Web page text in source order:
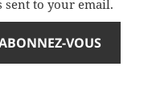
sent to your email.
VOUS